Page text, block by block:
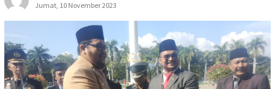
Jumat, 10 November 2023